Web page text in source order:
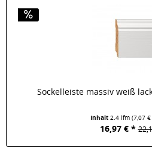
Sockelleiste massiv weiß
Inhalt 2.4 lfm (7,07
16,97 € *